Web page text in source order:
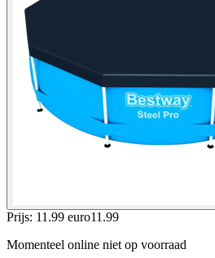
Prijs: 11.99 euro11 .99
Momenteel online niet op voorraad